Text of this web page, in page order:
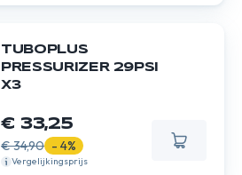
TUBOPLUS
PRESSURIZER 29PSI
X3
€ 33,25
€ 34,90 - 4%
Vergelijkingsprijs